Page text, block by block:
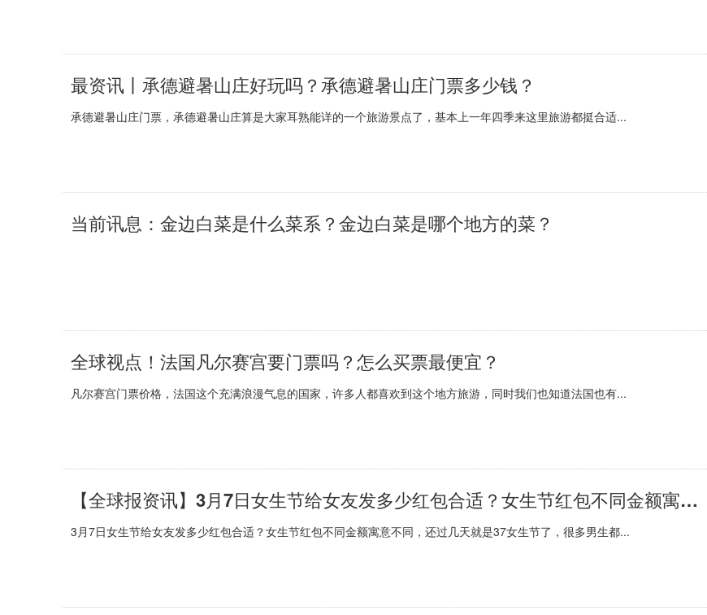
最资讯丨承德避暑山庄好玩吗？承德避暑山庄门票多少钱？
承德避暑山庄门票，承德避暑山庄算是大家耳熟能详的一个旅游景点了，基本上一年四季来这里旅游都挺合适...
当前讯息：金边白菜是什么菜系？金边白菜是哪个地方的菜？
全球视点！法国凡尔赛宫要门票吗？怎么买票最便宜？
凡尔赛宫门票价格，法国这个充满浪漫气息的国家，许多人都喜欢到这个地方旅游，同时我们也知道法国也有...
【全球报资讯】3月7日女生节给女友发多少红包合适？女生节红包不同金额寓意?
3月7日女生节给女友发多少红包合适？女生节红包不同金额寓意不同，还过几天就是37女生节了，很多男生都...